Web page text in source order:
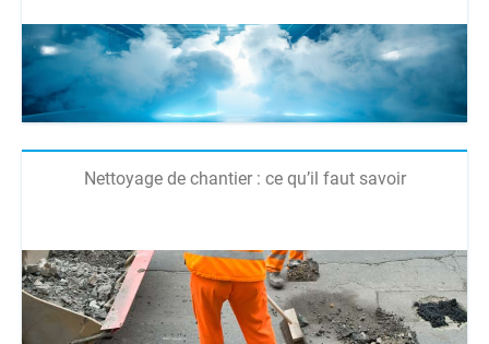
Nettoyage de chantier : ce qu’il faut savoir